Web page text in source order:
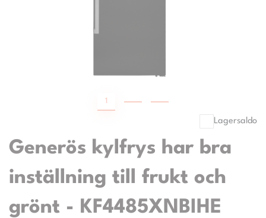
1
Lagersaldo
Generös kylfrys har bra
inställning till frukt och
grönt - KF4485XNBIHE